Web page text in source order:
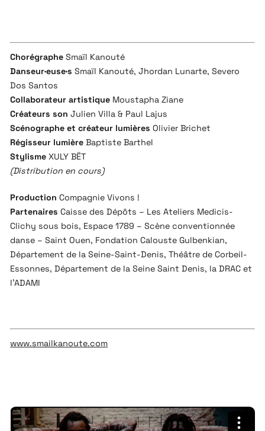
Chorégraphe Smaïl Kanouté
Danseur·euse·s Smaïl Kanouté, Jhordan Lunarte, Severo
Dos Santos
Collaborateur artistique Moustapha Ziane
Créateurs son Julien Villa & Paul Lajus
Scénographe et créateur lumières Olivier Brichet
Régisseur lumière Baptiste Barthel
Stylisme XULY BËT
(Distribution en cours)
Production Compagnie Vivons !
Partenaires Caisse des Dépôts – Les Ateliers Medicis-
Clichy sous bois, Espace 1789 – Scène conventionnée
danse – Saint Ouen, Fondation Calouste Gulbenkian,
Département de la Seine-Saint-Denis, Théâtre de Corbeil-
Essonnes, Département de la Seine Saint Denis, la DRAC et
l’ADAMI
www.smailkanoute.com